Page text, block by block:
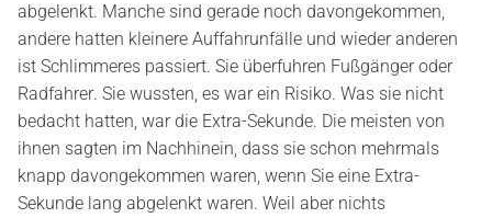
abgelenkt. Manche sind gerade noch davongekommen,
andere hatten kleinere Auffahrunfälle und wieder anderen
ist Schlimmeres passiert. Sie überfuhren Fußgänger oder
Radfahrer. Sie wussten, es war ein Risiko. Was sie nicht
bedacht hatten, war die Extra-Sekunde. Die meisten von
ihnen sagten im Nachhinein, dass sie schon mehrmals
knapp davongekommen waren, wenn Sie eine Extra-
Sekunde lang abgelenkt waren. Weil aber nichts